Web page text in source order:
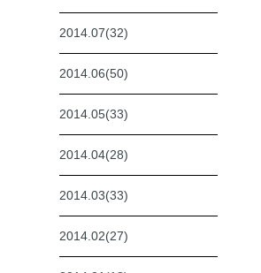
2014.07(32)
2014.06(50)
2014.05(33)
2014.04(28)
2014.03(33)
2014.02(27)